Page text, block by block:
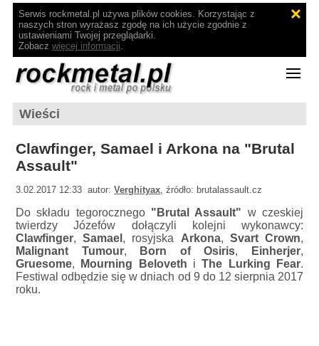
Serwis rockmetal.pl używa plików cookies. Korzystając z
naszych stron wyrażasz zgodę na ich użycie zgodnie z
ustawieniami Twojej przeglądarki.
Zobacz więcej informacji.
Wieści
Clawfinger, Samael i Arkona na "Brutal
Assault"
3.02.2017 12:33 autor:Verghityax, źródło: brutalassault.cz
Do składu tegorocznego "Brutal Assault" w czeskiej
twierdzy Józefów dołączyli kolejni wykonawcy:
Clawfinger,Samael , rosyjska Arkona, Svart Crown,
Malignant Tumour, Born of Osiris, Einherjer,
Gruesome, Mourning Beloveth iThe Lurking Fear.
Festiwal odbędzie się w dniach od 9 do 12 sierpnia 2017
roku.